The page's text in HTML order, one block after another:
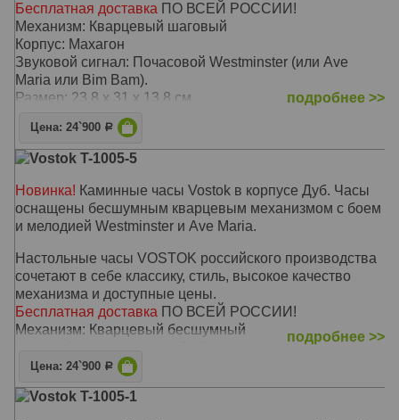
Бесплатная доставка ПО ВСЕЙ РОССИИ!
Механизм: Кварцевый шаговый
Корпус: Махагон
Звуковой сигнал: Почасовой Westminster (или Ave
Maria или Bim Bam).
Размер: 23,8 x 31 x 13,8 см
подробнее >>
Цена: 24`900 Р
Vostok T-1005-5
Новинка! Каминные часы Vostok в корпусе Дуб. Часы
оснащены бесшумным кварцевым механизмом с боем
и мелодией Westminster и Ave Maria.
Настольные часы VOSTOK российского производства
сочетают в себе классику, стиль, высокое качество
механизма и доступные цены.
Бесплатная доставка ПО ВСЕЙ РОССИИ!
Механизм: Кварцевый бесшумный
Звуковой сигнал: Westminster, Ave Maria, Бим-Бам
подробнее >>
Цена: 24`900 Р
Vostok T-1005-1